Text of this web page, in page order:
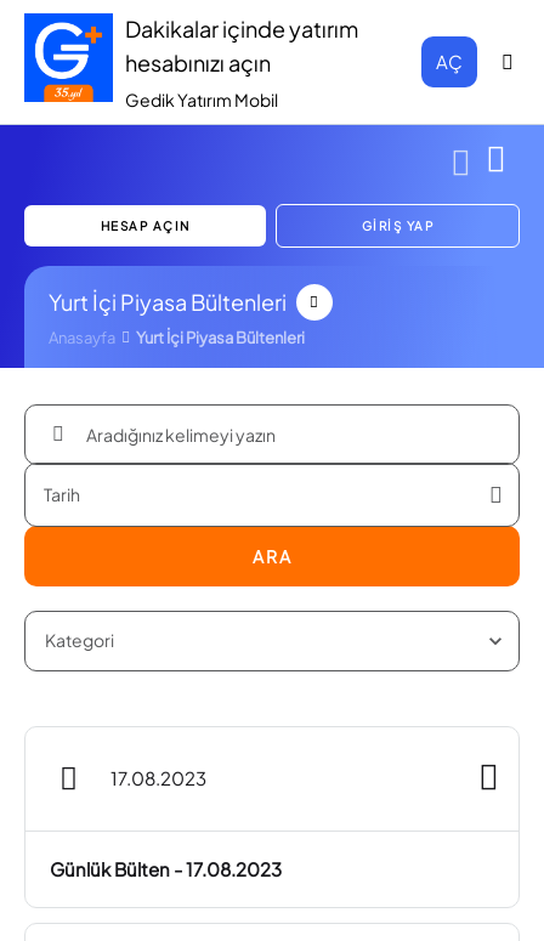
Dakikalar içinde yatırım
hesabınızı açın
Gedik Yatırım Mobil
AÇ
HESAP AÇIN GİRİŞ YAP
Yurt İçi Piyasa Bültenleri
Anasayfa Yurt İçi Piyasa Bültenleri
ARA
17.08.2023
Günlük Bülten - 17.08.2023